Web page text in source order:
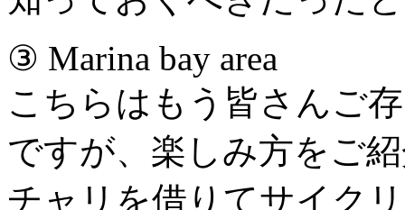
③ Marina bay area
こちらはもう皆さんご
ですが、楽しみ方をご
チャリを借りてサイク